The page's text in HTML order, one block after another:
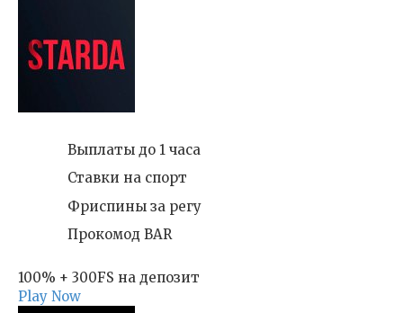
Выплаты до 1 часа
Ставки на спорт
Фриспины за регу
Прокомод BAR
100% + 300FS на депозит
Play Now